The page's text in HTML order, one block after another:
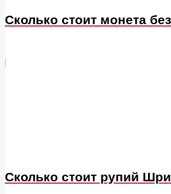
Сколько стоит монета
Сколько стоит рупий